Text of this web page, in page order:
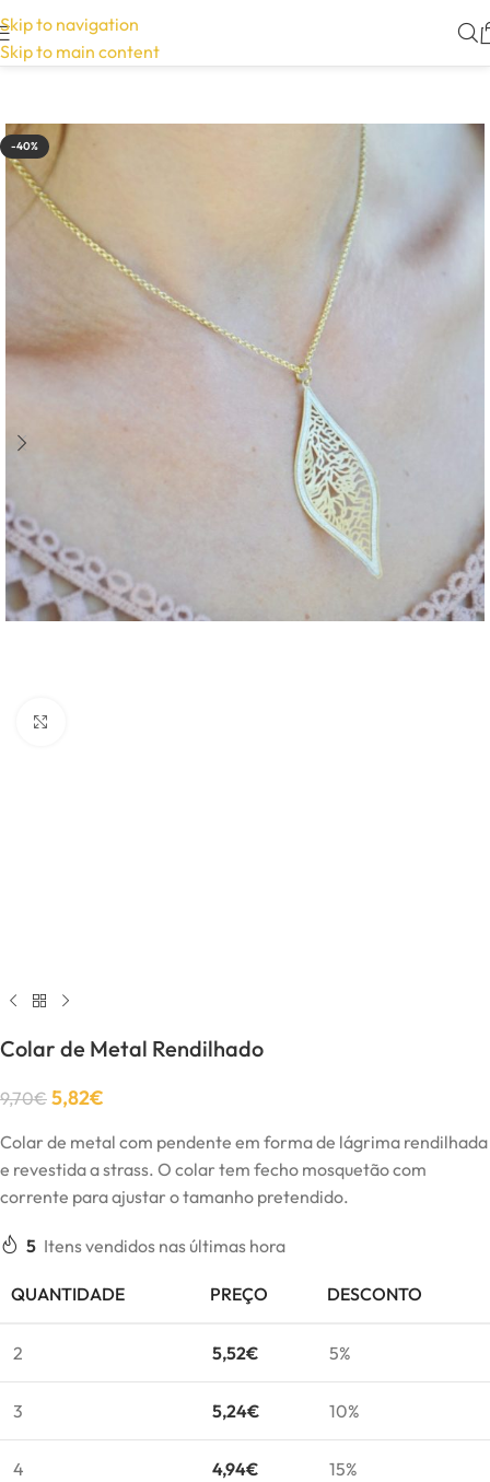
Skip to navigation
Skip to main content
-40%
Colar de Metal Rendilhado
9,70€ 5,82€
Colar de metal com pendente em forma de lágrima rendilhada
e revestida a strass. O colar tem fecho mosquetão com
corrente para ajustar o tamanho pretendido.
5 Itens vendidos nas últimas hora
QUANTIDADE PREÇO DESCONTO
2 5,52€ 5%
3 5,24€ 10%
4 4,94€ 15%